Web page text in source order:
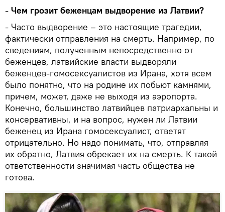
- Чем грозит беженцам выдворение из Латвии?
- Часто выдворение – это настоящие трагедии,
фактически отправления на смерть. Например, по
сведениям, полученным непосредственно от
беженцев, латвийские власти выдворяли
беженцев-гомосексуалистов из Ирана, хотя всем
было понятно, что на родине их побьют камнями,
причем, может, даже не выходя из аэропорта.
Конечно, большинство латвийцев патриархальны и
консервативны, и на вопрос, нужен ли Латвии
беженец из Ирана гомосексуалист, ответят
отрицательно. Но надо понимать, что, отправляя
их обратно, Латвия обрекает их на смерть. К такой
ответственности значимая часть общества не
готова.